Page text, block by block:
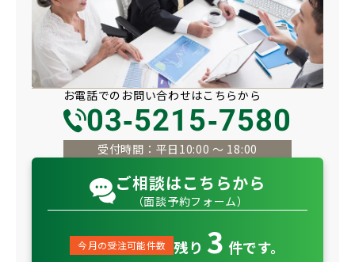
お電話での お問い合わせはこちらから
03-5215-7580
受付時間：平日10:00 〜 18:00
ご相談はこちらから
（面談予約フォーム）
今月の受注可能件数 残り 3 件です。